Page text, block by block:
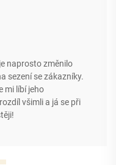
naprosto změnilo
sezení se zákazníky.
mi líbí jeho
všimli a já se při